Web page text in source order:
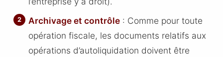
Archivage et contrôle : Comme pour toute
opération fiscale, les documents relatifs aux
opérations d’autoliquidation doivent être